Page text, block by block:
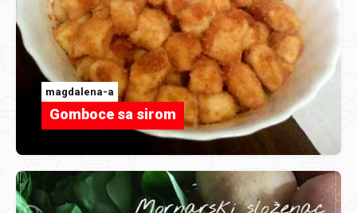
magdalena-a
Gomboce sa sirom